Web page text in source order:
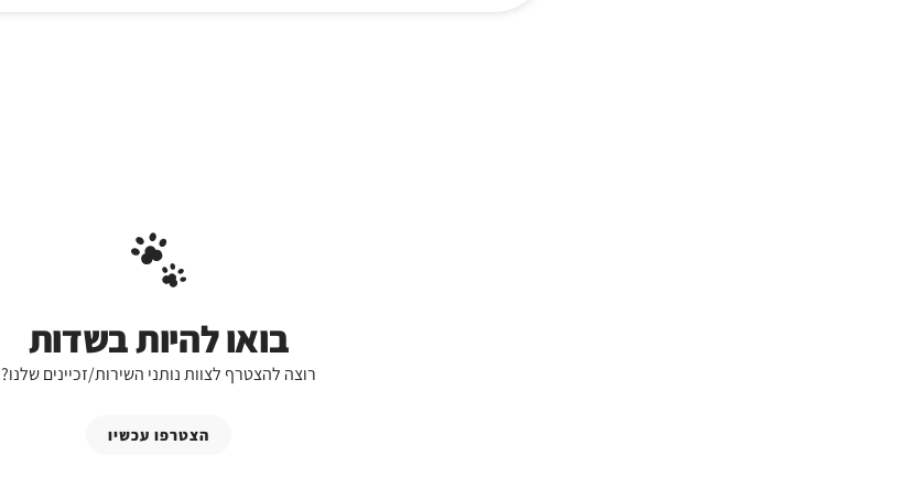
בואו להיות בשדות
רוצה להצטרף לצוות נותני השירות/זכיינים שלנו?
הצטרפו עכשיו